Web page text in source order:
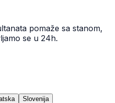
pomaže sa stanom,
se u 24h.
Slovenija